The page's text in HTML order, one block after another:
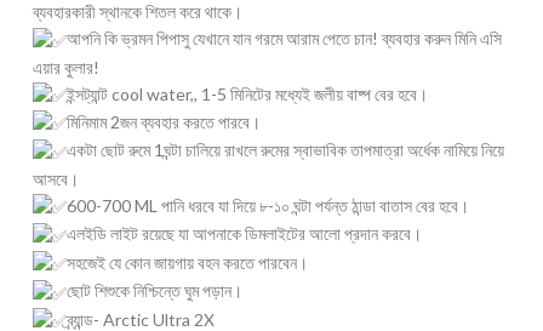
ব্যবহারকারী স্থানকে শিতল করে থাকে।
আপনি কি ভ্রমন পিপাসু যেখানে যান গরমে আরাম পেতে চান! ব্যবহার করুন মিনি এসি
এয়ার কুলার!
ইন্সট্যান্ট cool water,, 1-5 মিনিটের মধ্যেই জলীয় বাষ্প বের হবে।
মিনিমাম 2জন ব্যবহার করতে পারবে।
একটা ছোট রুমে 1ঘন্টা চালিয়ে রাখলে রুমের স্বাভাবিক তাপমাত্রা অর্ধেক নামিয়ে নিয়ে
আসবে।
600-700 ML পানি ধরবে যা দিয়ে ৮-১০ ঘন্টা পর্যন্ত ঠান্ডা বাতাস বের হবে।
এলইডি লাইট রয়েছে যা আপনাকে ডিমলাইটের আলো প্রদান করবে।
সহজেই যে কোন জায়গায় বহন করতে পারবেন।
ছোট শিশুকে নিশ্চিন্তে ঘুম পড়ান।
ব্র্যান্ড- Arctic Ultra 2X